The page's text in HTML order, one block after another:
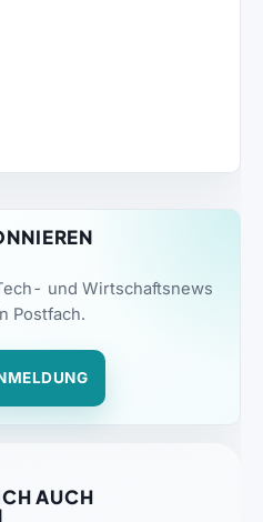
und Wirtschaftsnews
Postfach.
AUCH